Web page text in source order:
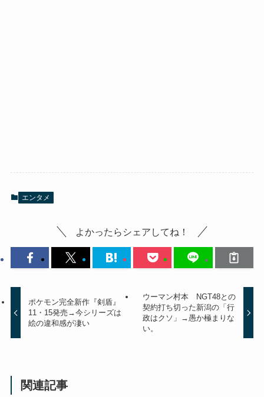
エンタメ
よかったらシェアしてね！
ポケモン完全新作『剣盾』
11・15発売→今シリーズは
絵の違和感が凄い
ウーマン村本 NGT48との
契約打ち切った新潟の「行
政はクソ」→愚か極まりな
い。
関連記事